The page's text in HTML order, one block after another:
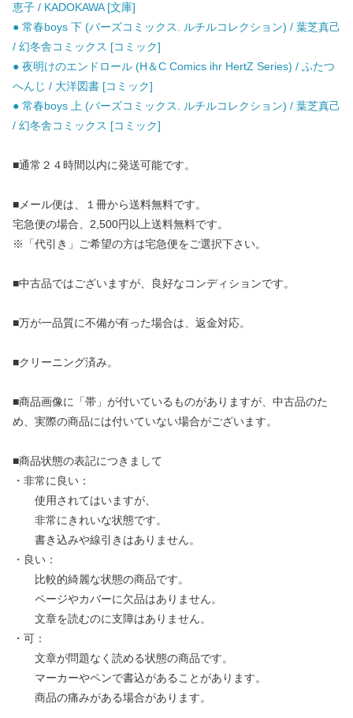
恵子 / KADOKAWA [文庫]
● 常春boys 下 (バーズコミックス. ルチルコレクション) / 葉芝真己
/ 幻冬舎コミックス [コミック]
● 夜明けのエンドロール (H＆C Comics ihr HertZ Series) / ふたつ
へんじ / 大洋図書 [コミック]
● 常春boys 上 (バーズコミックス. ルチルコレクション) / 葉芝真己
/ 幻冬舎コミックス [コミック]
■通常２４時間以内に発送可能です。
■メール便は、１冊から送料無料です。
宅急便の場合、2,500円以上送料無料です。
※「代引き」ご希望の方は宅急便をご選択下さい。
■中古品ではございますが、良好なコンディションです。
■万が一品質に不備が有った場合は、返金対応。
■クリーニング済み。
■商品画像に「帯」が付いているものがありますが、中古品のた
め、実際の商品には付いていない場合がございます。
■商品状態の表記につきまして
・非常に良い：
使用されてはいますが、
非常にきれいな状態です。
書き込みや線引きはありません。
・良い：
比較的綺麗な状態の商品です。
ページやカバーに欠品はありません。
文章を読むのに支障はありません。
・可：
文章が問題なく読める状態の商品です。
マーカーやペンで書込があることがあります。
商品の痛みがある場合があります。